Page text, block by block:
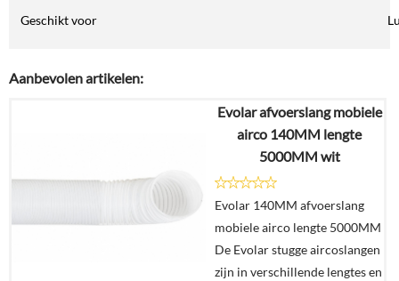
Geschikt voor
Aanbevolen artikelen:
Evolar afvoerslang mobiele
airco 140MM lengte
5000MM wit
Evolar 140MM afvoerslang
mobiele airco lengte 5000MM
De Evolar stugge aircoslangen
zijn in verschillende lengtes en